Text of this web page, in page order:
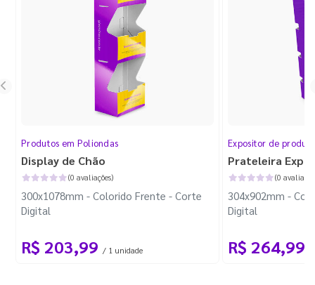
Produtos em Poliondas
Display de Chão
(0 avaliações)
300x1078mm - Colorido Frente - Corte
Digital
R$ 203,99 / 1 unidade
Expositor de
Prateleira
(0
304x902mm -
Digital
R$ 264,99